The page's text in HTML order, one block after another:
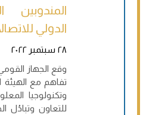
المندوبين
الدولي
٢٨ سبتمبر ٢٠٢٢
وقع الجهاز
تفاهم مع الهيئة
وتكنولوجيا
للتعاون وتبادُل